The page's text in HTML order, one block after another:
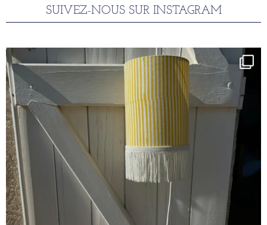
SUIVEZ-NOUS SUR INSTAGRAM